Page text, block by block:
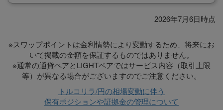
2026年7月6日時点
※スワップポイントは金利情勢により変動するため、将来にお
いて掲載の金額を保証するものではありません。
※通常の通貨ペアとLIGHTペアではサービス内容（取引上限
等）が異なる場合がございますのでご注意ください。
トルコリラ/円の相場変動に伴う
保有ポジションや証拠金の管理について